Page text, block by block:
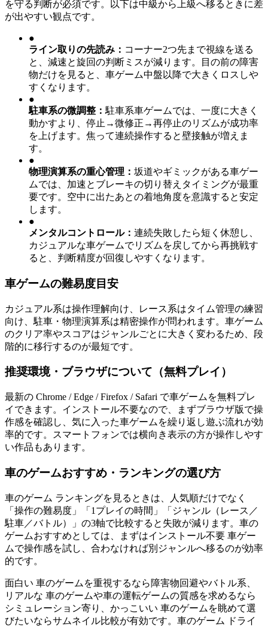
を守る判断が必須です。以下は中級から上級へ移るときに差
が出やすい観点です。
●
ライン取りの先読み ： コーナー2つ先まで視線を送る
と、減速と旋回の判断ミスが減ります。目の前の障害
物だけを見ると、車ゲーム中盤以降で大きくロスしや
すくなります。
●
駐車系の微調整 ： 駐車系車ゲームでは、一度に大きく
動かすより、停止→微修正→再停止のリズムが成功率
を上げます。焦って連続操作すると壁接触が増えま
す。
●
物理演算系の重心管理 ： 坂道やギミックがある車ゲー
ムでは、加速とブレーキの切り替えタイミングが最重
要です。空中に出たあとの着地角度を意識すると安定
します。
●
メンタルコントロール： 連続失敗したら短く休憩し、
カジュアルな車ゲームでリズムを戻してから再挑戦す
ると、判断精度が回復しやすくなります。
車ゲームの難易度目安
カジュアル系は操作理解向け、レース系はタイム管理の練習
向け、駐車・物理演算系は精密操作が問われます。車ゲーム
のクリア率やスコアはジャンルごとに大きく変わるため、段
階的に移行するのが最短です。
推奨環境・ブラウザについて（無料プレイ）
最新の Chrome / Edge / Firefox / Safari で車ゲームを無料プレ
イできます。インストール不要なので、まずブラウザ版で操
作感を確認し、気に入った車ゲームを繰り返し遊ぶ流れが効
率的です。スマートフォンでは横向き表示の方が操作しやす
い作品もあります。
車のゲームおすすめ・ランキングの選び方
車のゲーム ランキングを見るときは、人気順だけでなく
「操作の難易度」「1プレイの時間」「ジャンル（レース／
駐車／バトル）」の3軸で比較すると失敗が減ります。車の
ゲームおすすめとしては、まずはインストール不要 車ゲー
ムで操作感を試し、合わなければ別ジャンルへ移るのが効率
的です。
面白い 車のゲームを重視するなら障害物回避やバトル系、
リアルな 車のゲームや車の運転ゲームの質感を求めるなら
シミュレーション寄り、かっこいい 車のゲームを眺めて選
びたいならサムネイル比較が有効です。車のゲーム ドライ